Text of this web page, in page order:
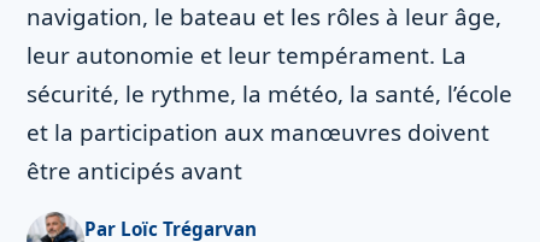
navigation, le bateau et les rôles à leur âge,
leur autonomie et leur tempérament. La
sécurité, le rythme, la météo, la santé, l’école
et la participation aux manœuvres doivent
être anticipés avant
Par Loïc Trégarvan